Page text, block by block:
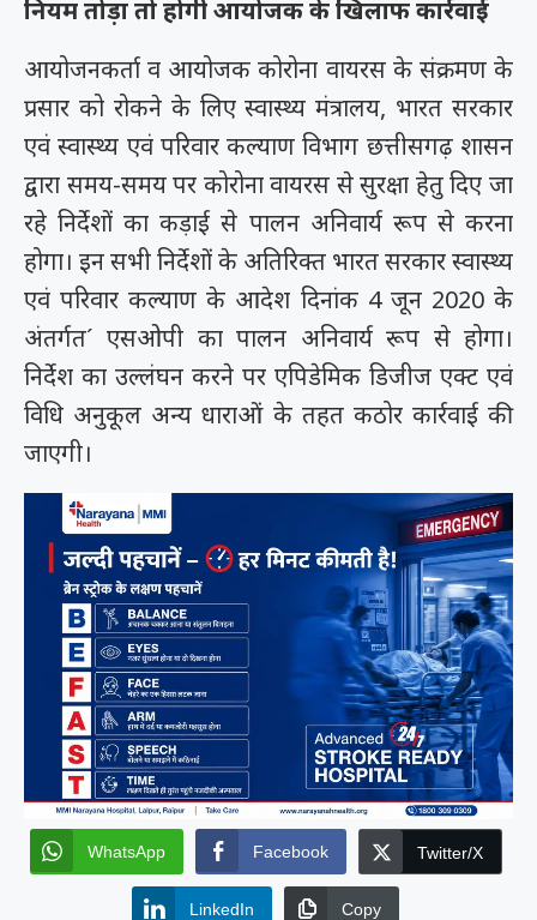
नियम तोड़ा तो होगी आयोजक के खिलाफ कार्रवाई
आयोजनकर्ता व आयोजक कोरोना वायरस के संक्रमण के
प्रसार को रोकने के लिए स्वास्थ्य मंत्रालय, भारत सरकार
एवं स्वास्थ्य एवं परिवार कल्याण विभाग छत्तीसगढ़ शासन
द्वारा समय-समय पर कोरोना वायरस से सुरक्षा हेतु दिए जा
रहे निर्देशों का कड़ाई से पालन अनिवार्य रूप से करना
होगा। इन सभी निर्देशों के अतिरिक्त भारत सरकार स्वास्थ्य
एवं परिवार कल्याण के आदेश दिनांक 4 जून 2020 के
अंतर्गत´ एसओपी का पालन अनिवार्य रूप से होगा।
निर्देश का उल्लंघन करने पर एपिडेमिक डिजीज एक्ट एवं
विधि अनुकूल अन्य धाराओं के तहत कठोर कार्रवाई की
जाएगी।
WhatsApp Facebook Twitter/X
LinkedIn Copy